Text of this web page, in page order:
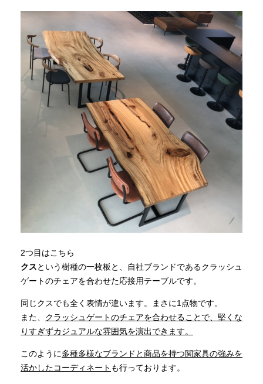
2つ目はこちら
クスという樹種の一枚板と、自社ブランドであるクラッシュ
ゲートのチェアを合わせた応接用テーブルです。
同じクスでも全く表情が違います。まさに1点物です。
また、 クラッシュゲートのチェアを合わせることで、堅くな
りすぎずカジュアルな雰囲気を演出できます。
このように多種多様なブランドと商品を持つ関家具の強みを
活かしたコーディネート も行っております。